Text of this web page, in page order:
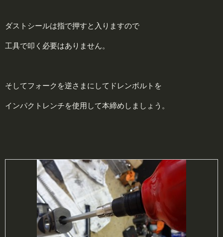
ダストシールは指で押すと入りますので
工具で叩く必要はありません。
そしてフォークを逆さまにしてドレンボルトを
インパクトレンチを使用して本締めしましょう。